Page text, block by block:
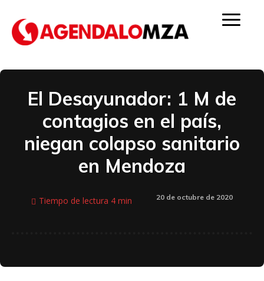
El Desayunador: 1 M de
contagios en el país,
niegan colapso sanitario
en Mendoza
Tiempo de lectura 4 min 20 de octubre de 2020